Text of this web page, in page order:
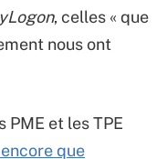
, celles « que
nous ont
et les TPE
que